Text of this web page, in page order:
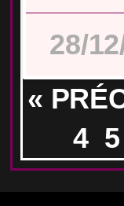
28/
«
4 5